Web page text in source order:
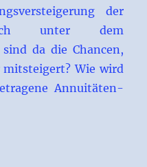
der
unter dem
da die Chancen,
mitsteigert? Wie wird
Annuitäten-